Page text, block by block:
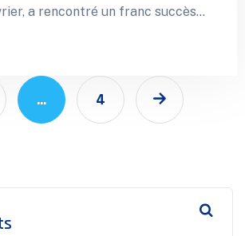
a rencontré un franc succès
… 4